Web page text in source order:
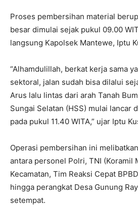
Proses pembersihan material
besar dimulai sejak pukul 09.00
langsung Kapolsek Mantewe, Iptu
“Alhamdulillah, berkat kerja sama
sektoral, jalan sudah bisa dilalui
Arus lalu lintas dari arah Tanah
Sungai Selatan (HSS) mulai lancar
pada pukul 11.40 WITA,” ujar Iptu
Operasi pembersihan ini
antara personel Polri, TNI (Koramil
Kecamatan, Tim Reaksi Cepat
hingga perangkat Desa Gunung
setempat.